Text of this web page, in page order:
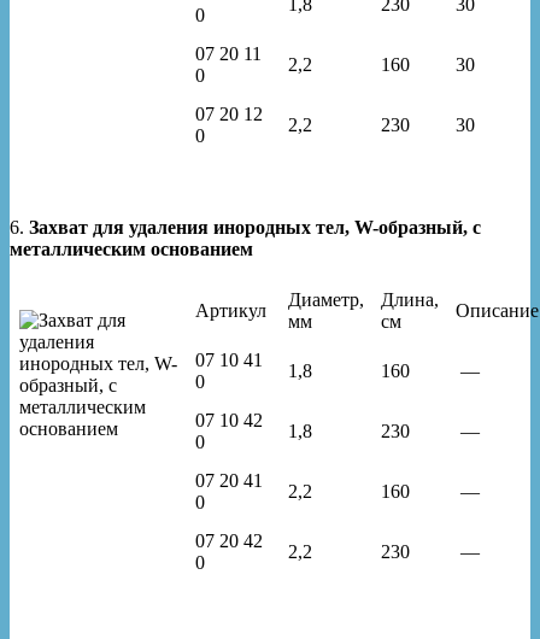
0
07 20 11
0
2,2 160 30
07 20 12
0
2,2 230 30
6. Захват для удаления инородных тел, W-образный, с
металлическим основанием
Артикул
Диаметр,
мм
Длина,
см
Описание
07 10 41
0
1,8 160 —
07 10 42
0
1,8 230 —
07 20 41
0
2,2 160 —
07 20 42
0
2,2 230 —